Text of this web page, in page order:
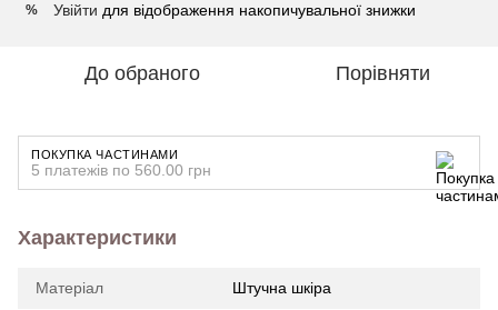
% Увійти для відображення накопичувальної знижки
До обраного Порівняти
ПОКУПКА ЧАСТИНАМИ
5 платежів по 560.00 грн
Характеристики
Матеріал Штучна шкіра